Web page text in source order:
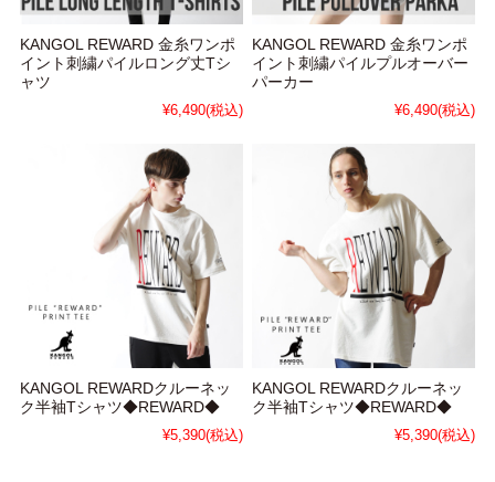
KANGOL REWARD 金糸ワンポ
イント刺繍パイルロング丈Tシ
ャツ
¥6,490(税込)
KANGOL REWARD 金糸ワンポ
イント刺繍パイルプルオーバー
パーカー
¥6,490(税込)
KANGOL REWARDクルーネッ
ク半袖Tシャツ◆REWARD◆
¥5,390(税込)
KANGOL REWARDクルーネッ
ク半袖Tシャツ◆REWARD◆
¥5,390(税込)